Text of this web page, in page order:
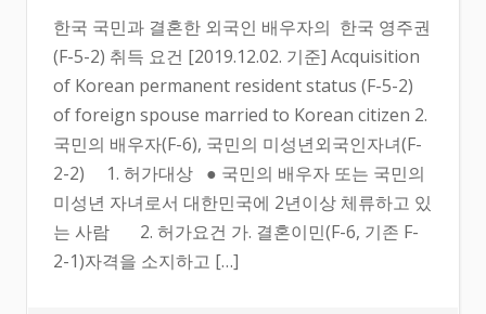
한국 국민과 결혼한 외국인 배우자의 한국 영주권
(F-5-2) 취득 요건 [2019.12.02. 기준] Acquisition
of Korean permanent resident status (F-5-2)
of foreign spouse married to Korean citizen 2.
국민의 배우자(F-6), 국민의 미성년외국인자녀(F-
2-2) 1. 허가대상 ● 국민의 배우자 또는 국민의
미성년 자녀로서 대한민국에 2년이상 체류하고 있
는 사람 2. 허가요건 가. 결혼이민(F-6, 기존 F-
2-1)자격을 소지하고 […]